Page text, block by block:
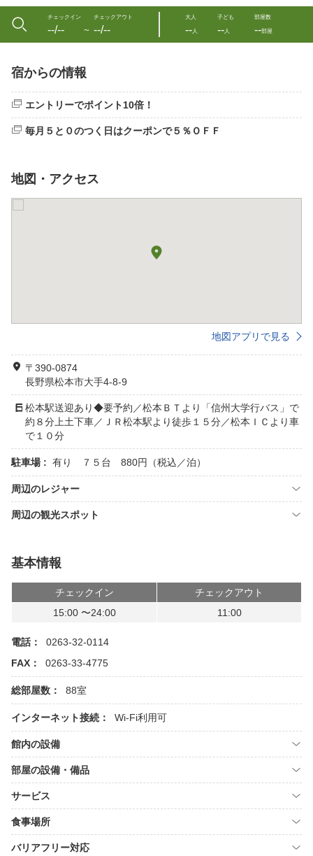
チェックイン
--/-- 〜
チェックアウト
--/--
大人
--人
子ども
--人
部屋数
--部屋
宿からの情報
エントリーでポイント10倍！
毎月５と０のつく日はクーポンで５％ＯＦＦ
地図・アクセス
地図アプリで見る
〒390-0874
長野県松本市大手4-8-9
松本駅送迎あり◆要予約／松本ＢＴより「信州大学行バス」で
約８分上土下車／ＪＲ松本駅より徒歩１５分／松本ＩＣより車
で１０分
駐車場 : 有り ７５台 880円（税込／泊）
周辺のレジャー
周辺の観光スポット
基本情報
チェックイン
チェックアウト
15:00 〜24:00
11:00
電話：
0263-32-0114
FAX：
0263-33-4775
総部屋数： 88室
インターネット接続： Wi-Fi利用可
館内の設備
部屋の設備・備品
サービス
食事場所
バリアフリー対応